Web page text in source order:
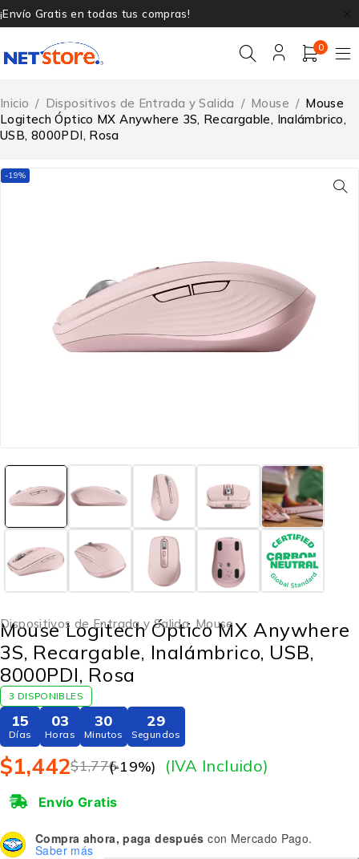
¡Envío Gratis en todas tus compras!
0
Inicio / Dispositivos de Entrada y Salida / Mouse / Mouse
Logitech Óptico MX Anywhere 3S, Recargable, Inalámbrico,
USB, 8000PDI, Rosa
-19%
Dispositivos de Entrada y Salida,Mouse
Mouse Logitech Óptico MX Anywhere
3S, Recargable, Inalámbrico, USB,
8000PDI, Rosa
3 DISPONIBLES
15
Días
03
Horas
30
Minutos
29
Segundos
$1,776
$1,442 (-19%) (IVA Incluido)
Envío Gratis
Compra ahora, paga después con Mercado Pago.
Saber más